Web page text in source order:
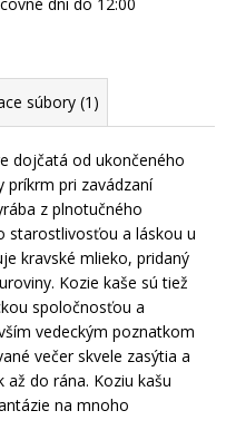
súbory (1)
dojčatá od ukončeného
príkrm pri zavádzaní
z plnotučného
starostlivosťou a láskou u
kravské mlieko, pridaný
Kozie kaše sú tiež
spoločnosťou a
vedeckým poznatkom
večer skvele zasýtia a
do rána. Koziu kašu
na mnoho